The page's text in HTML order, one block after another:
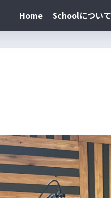
Home Schoolについて